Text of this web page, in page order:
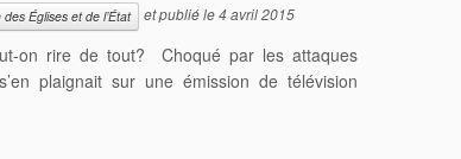
Églises et de l’État et publié le4 avril 2015
on rire de tout? Choqué par les attaques
plaignait sur une émission de télévision